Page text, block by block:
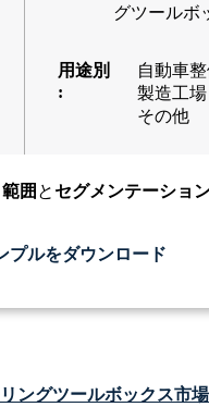
グツールボ
用途別
:
自動車
製造工場
その他
囲 と セグメンテーショ
プルをダウンロード
ングツールボックス市